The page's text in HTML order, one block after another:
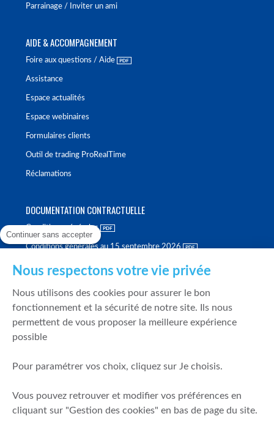
Parrainage / Inviter un ami
AIDE & ACCOMPAGNEMENT
Foire aux questions / Aide
Assistance
Espace actualités
Espace webinaires
Formulaires clients
Outil de trading ProRealTime
Réclamations
DOCUMENTATION CONTRACTUELLE
Conditions générales
Conditions générales au 15 septembre 2026
Politique de meilleure sélection
Politique de durabilité
Fonds de garantie des dépôts et de résolution
Mentions légales
Prévention de la fraude
Continuer sans accepter
Nous respectons votre vie privée
Nous utilisons des cookies pour assurer le bon
fonctionnement et la sécurité de notre site. Ils nous
permettent de vous proposer la meilleure expérience
possible
Pour paramétrer vos choix, cliquez sur Je choisis.
Vous pouvez retrouver et modifier vos préférences en
cliquant sur "Gestion des cookies" en bas de page du site.